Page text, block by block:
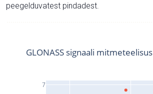
peegelduvatest pindadest.
7
GLONASS signaali mitmeteelisus